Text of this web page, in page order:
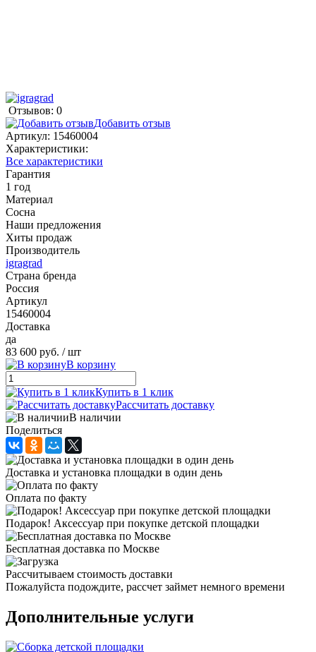
Отзывов: 0
Добавить отзыв
Артикул: 15460004
Характеристики:
Все характеристики
Гарантия
1 год
Материал
Сосна
Наши предложения
Хиты продаж
Производитель
igragrad
Страна бренда
Россия
Артикул
15460004
Доставка
да
83 600 руб. / шт
В корзину
Купить в 1 клик
Рассчитать доставку
В наличии
Поделиться
Доставка и установка площадки в один день
Оплата по факту
Подарок! Аксессуар при покупке детской площадки
Бесплатная доставка по Москве
Рассчитываем стоимость доставки
Пожалуйста подождите, рассчет займет немного времени
Дополнительные услуги